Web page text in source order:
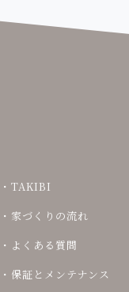
TAKIBI
家づくりの流れ
よくある質問
保証とメンテナンス